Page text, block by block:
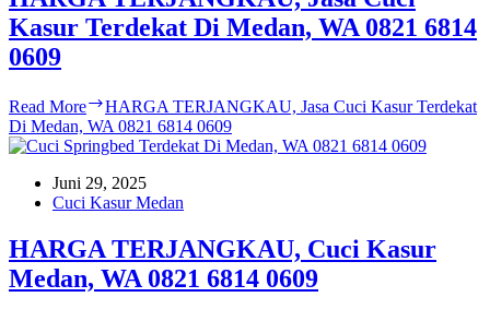
Kasur Terdekat Di Medan, WA 0821 6814
0609
Read More
HARGA TERJANGKAU, Jasa Cuci Kasur Terdekat
Di Medan, WA 0821 6814 0609
Juni 29, 2025
Cuci Kasur Medan
HARGA TERJANGKAU, Cuci Kasur
Medan, WA 0821 6814 0609